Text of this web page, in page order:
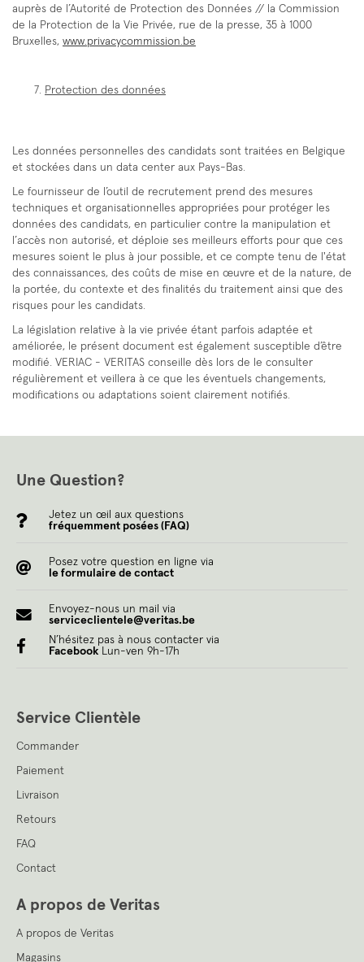
auprès de l’Autorité de Protection des Données // la Commission
de la Protection de la Vie Privée, rue de la presse, 35 à 1000
Bruxelles, www.privacycommission.be
Protection des données
Les données personnelles des candidats sont traitées en Belgique
et stockées dans un data center aux Pays-Bas.
Le fournisseur de l’outil de recrutement prend des mesures
techniques et organisationnelles appropriées pour protéger les
données des candidats, en particulier contre la manipulation et
l’accès non autorisé, et déploie ses meilleurs efforts pour que ces
mesures soient le plus à jour possible, et ce compte tenu de l'état
des connaissances, des coûts de mise en œuvre et de la nature, de
la portée, du contexte et des finalités du traitement ainsi que des
risques pour les candidats.
La législation relative à la vie privée étant parfois adaptée et
améliorée, le présent document est également susceptible d’être
modifié. VERIAC - VERITAS conseille dès lors de le consulter
régulièrement et veillera à ce que les éventuels changements,
modifications ou adaptations soient clairement notifiés.
Une Question?
Jetez un œil aux questions
fréquemment posées (FAQ)
Posez votre question en ligne via
le formulaire de contact
Envoyez-nous un mail via
serviceclientele@veritas.be
N’hésitez pas à nous contacter via
Facebook Lun-ven 9h-17h
Service Clientèle
Commander
Paiement
Livraison
Retours
FAQ
Contact
A propos de Veritas
A propos de Veritas
Magasins